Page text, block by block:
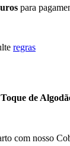
para
regras
de
com nosso